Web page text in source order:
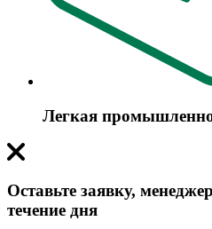
Легкая
Оставьте заявку,
течение дня